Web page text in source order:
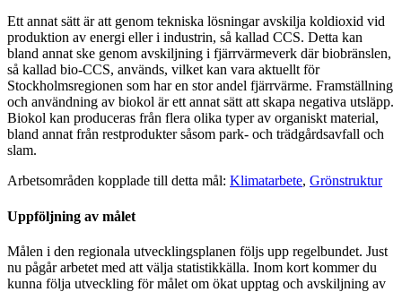
Ett annat sätt är att genom tekniska lösningar avskilja koldioxid vid
produktion av energi eller i industrin, så kallad CCS. Detta kan
bland annat ske genom avskiljning i fjärrvärmeverk där biobränslen,
så kallad bio-CCS, används, vilket kan vara aktuellt för
Stockholmsregionen som har en stor andel fjärrvärme. Framställning
och användning av biokol är ett annat sätt att skapa negativa utsläpp.
Biokol kan produceras från flera olika typer av organiskt material,
bland annat från restprodukter såsom park- och trädgårdsavfall och
slam.
Arbetsområden kopplade till detta mål: Klimatarbete, Grönstruktur
Uppföljning av målet
Målen i den regionala utvecklingsplanen följs upp regelbundet. Just
nu pågår arbetet med att välja statistikkälla. Inom kort kommer du
kunna följa utveckling för målet om ökat upptag och avskiljning av